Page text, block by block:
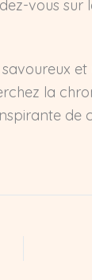
vous sur
la
de